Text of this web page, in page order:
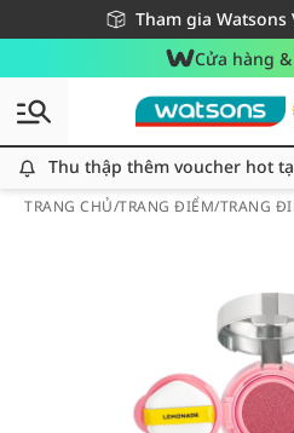
Tham gia Watsons
Miễn phí giao hàng
Giao hàng nhanh 24h - Áp
Cửa hàng
Thu thập thêm voucher hot
TRANG CHỦ/TRANG ĐIỂM/TRANG